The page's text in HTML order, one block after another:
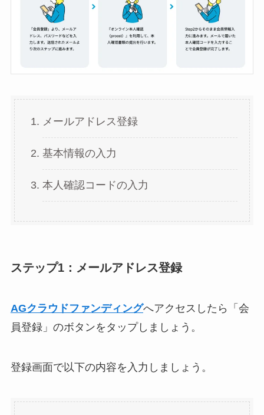
メールアドレス登録
基本情報の入力
本人確認コードの入力
ステップ1：メールアドレス登録
AGクラウドファンディングへアクセスしたら「会
員登録」のボタンをタップしましょう。
登録画面で以下の内容を入力しましょう。